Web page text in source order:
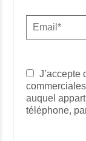
J’accepte
auquel
téléphone,